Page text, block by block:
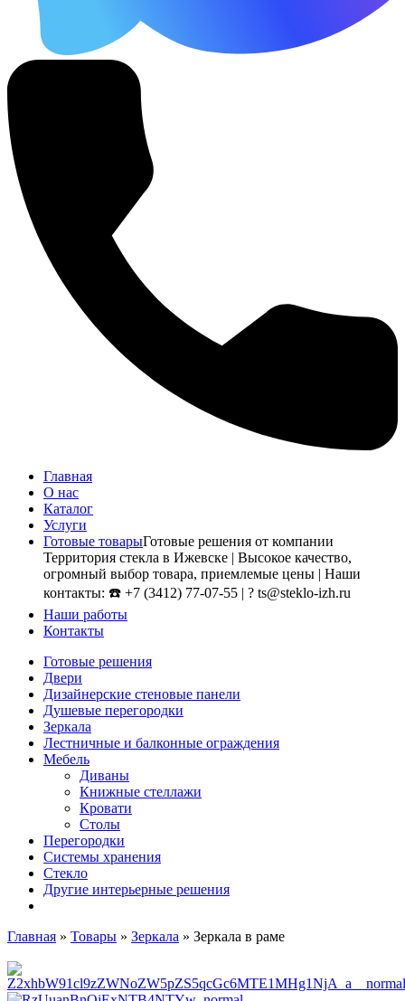
Главная
О нас
Каталог
Услуги
Готовые товарыГотовые решения от компании
Территория стекла в Ижевске | Высокое качество,
огромный выбор товара, приемлемые цены | Наши
контакты: ☎️ +7 (3412) 77-07-55 | ? ts@steklo-izh.ru
Наши работы
Контакты
Готовые решения
Двери
Дизайнерские стеновые панели
Душевые перегородки
Зеркала
Лестничные и балконные ограждения
Мебель
Диваны
Книжные стеллажи
Кровати
Столы
Перегородки
Системы хранения
Стекло
Другие интерьерные решения
Главная » Товары » Зеркала » Зеркала в раме